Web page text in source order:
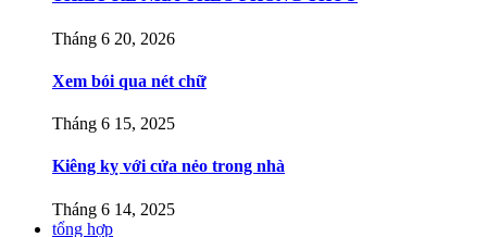
Tháng 6 20, 2026
Xem bói qua nét chữ
Tháng 6 15, 2025
Kiêng kỵ với cửa nẻo trong nhà
Tháng 6 14, 2025
tổng hợp